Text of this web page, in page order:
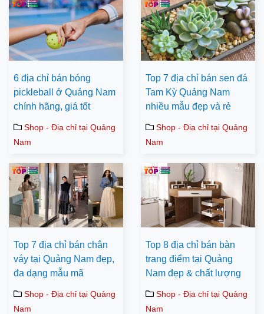
6 địa chỉ bán bóng
pickleball ở Quảng Nam
chính hãng, giá tốt
Shop - Địa chỉ tại Quảng
Nam
Top 7 địa chỉ bán sen đá
Tam Kỳ Quảng Nam
nhiều mẫu đẹp và rẻ
Shop - Địa chỉ tại Quảng
Nam
Top 7 địa chỉ bán chân
váy tại Quảng Nam đẹp,
đa dạng mẫu mã
Shop - Địa chỉ tại Quảng
Nam
Top 8 địa chỉ bán bàn
trang điểm tại Quảng
Nam đẹp & chất lượng
Shop - Địa chỉ tại Quảng
Nam